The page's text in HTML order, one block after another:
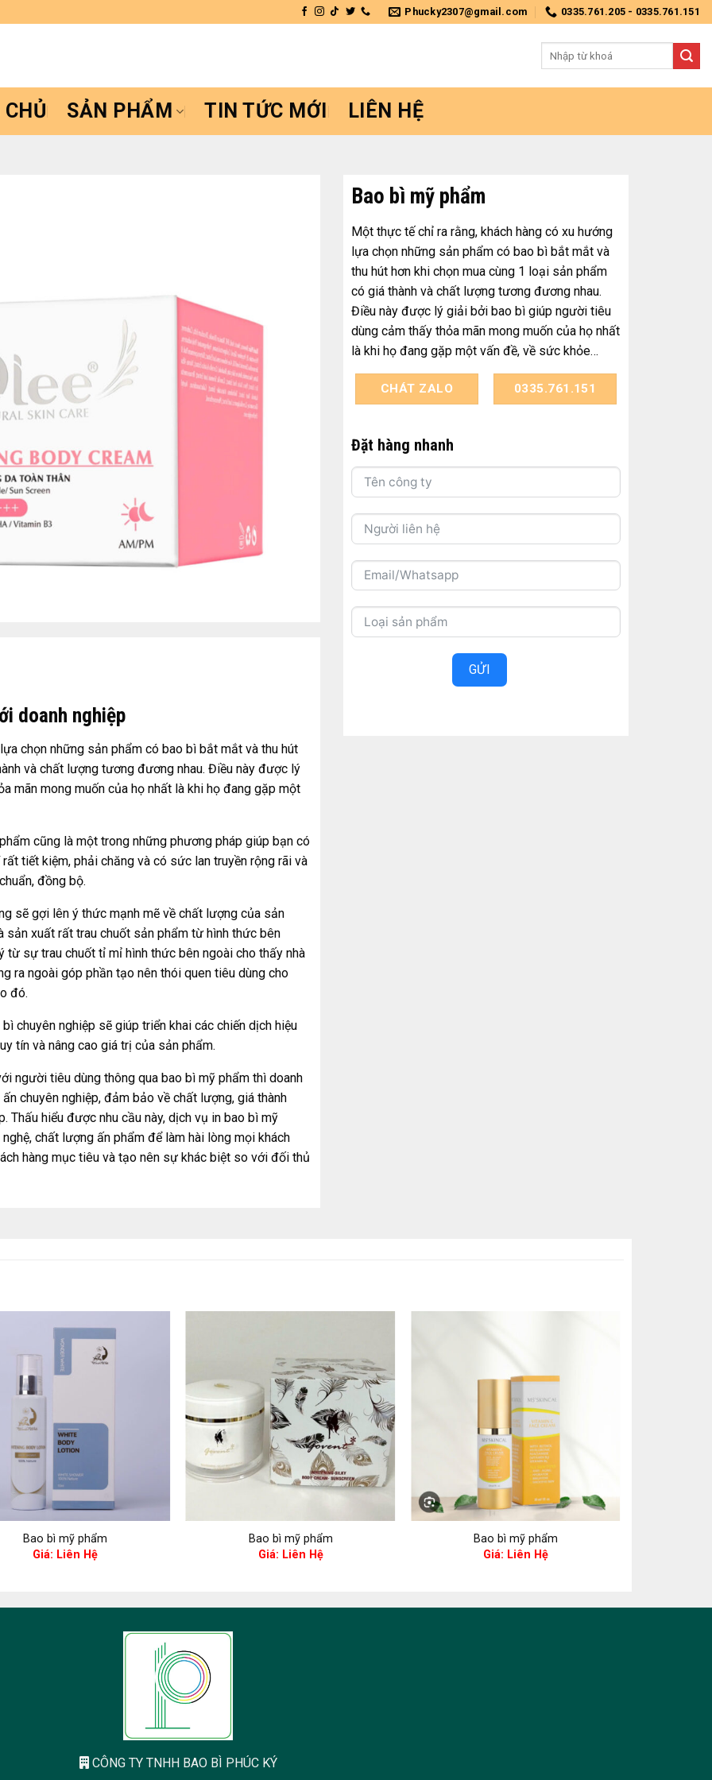
Phucky2307@gmail.com 0335.761.205 - 0335.761.151
kiếm:
SẢN PHẨM TIN TỨC MỚI LIÊN HỆ
doanh nghiệp
chọn những sản phẩm có bao bì bắt mắt và thu hút
và chất lượng tương đương nhau. Điều này được lý
mãn mong muốn của họ nhất là khi họ đang gặp một
cũng là một trong những phương pháp giúp bạn có
tiết kiệm, phải chăng và có sức lan truyền rộng rãi và
đồng bộ.
sẽ gợi lên ý thức mạnh mẽ về chất lượng của sản
sản xuất rất trau chuốt sản phẩm từ hình thức bên
sự trau chuốt tỉ mỉ hình thức bên ngoài cho thấy nhà
ra ngoài góp phần tạo nên thói quen tiêu dùng cho
đó.
chuyên nghiệp sẽ giúp triển khai các chiến dịch hiệu
tín và nâng cao giá trị của sản phẩm.
người tiêu dùng thông qua bao bì mỹ phẩm thì doanh
chuyên nghiệp, đảm bảo về chất lượng, giá thành
Thấu hiểu được nhu cầu này, dịch vụ in bao bì mỹ
chất lượng ấn phẩm để làm hài lòng mọi khách
hàng mục tiêu và tạo nên sự khác biệt so với đối thủ
Bao bì mỹ phẩm
Một thực tế chỉ ra rằng, khách hàng có xu hướng
lựa chọn những sản phẩm có bao bì bắt mắt và
thu hút hơn khi chọn mua cùng 1 loại sản phẩm
có giá thành và chất lượng tương đương nhau.
Điều này được lý giải bởi bao bì giúp người tiêu
dùng cảm thấy thỏa mãn mong muốn của họ nhất
là khi họ đang gặp một vấn đề, về sức khỏe…
CHÁT ZALO 0335.761.151
Đặt hàng nhanh
GỬI
Bao bì mỹ phẩm
Giá: Liên Hệ
Bao bì mỹ phẩm
Giá: Liên Hệ
Bao bì mỹ phẩm
Giá: Liên Hệ
CÔNG TY TNHH BAO BÌ PHÚC KÝ